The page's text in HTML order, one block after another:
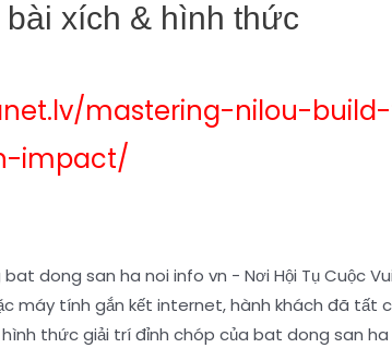
xích & hình thức
mastering-nilou-
impact/
máy tính gắn kết internet, hành khách đã
thức giải trí đỉnh chóp của bat dong san